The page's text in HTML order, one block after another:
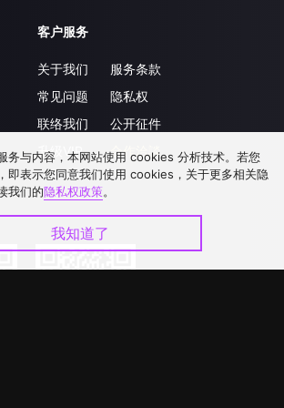
客户服务
关于我们
常见问题
联络我们
升级VIP
服务条款
隐私权
公开征件
合作洽談
务与内容，本网站使用 cookies 分析技术。若您
即表示您同意我们使用 cookies，关于更多相关隐
我们的隐私权政策。
我知道了